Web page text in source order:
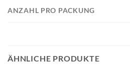
ANZAHL PRO PACKUNG
ÄHNLICHE PRODUKTE